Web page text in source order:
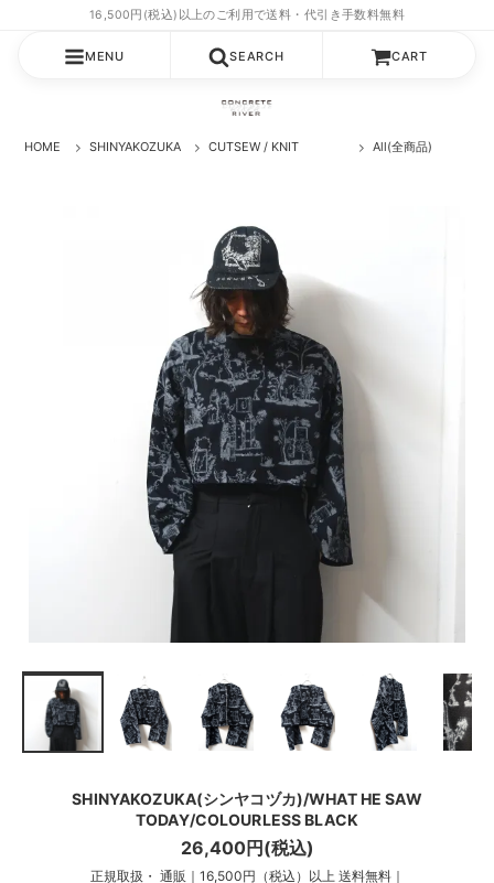
MENU SEARCH CART
HOME SHINYAKOZUKA CUTSEW / KNIT All(全商品)
SHINYAKOZUKA(シンヤコヅカ)/WHAT HE SAW
TODAY/COLOURLESS BLACK
26,400円(税込)
正規取扱・ 通販｜16,500円（税込）以上 送料無料｜